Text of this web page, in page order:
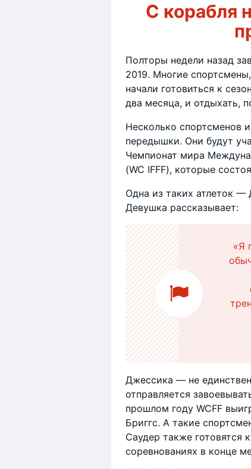
С корабля
Полторы недели назад
2019. Многие
начали готовиться к
два месяца, и отдыхать,
Несколько спортсменов
передышки. Они будут
Чемпионат мира
(WC IFFF), которые
Одна из таких атлеток —
Девушка рассказывает:
«Я
Джессика — не
отправляется
прошлом году WCFF
Бриггс. А такие
Саудер также готовятся
соревнованиях в конце